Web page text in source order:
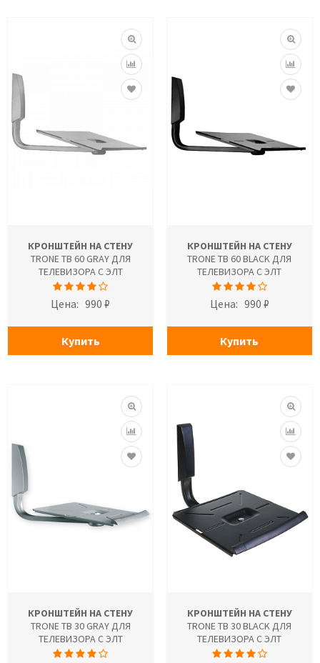
КРОНШТЕЙН НА СТЕНУ
TRONE ТВ 60 GRAY ДЛЯ
ТЕЛЕВИЗОРА С ЭЛТ
Цена: 990 ₽
Купить
КРОНШТЕЙН НА СТЕНУ
TRONE ТВ 60 BLACK ДЛЯ
ТЕЛЕВИЗОРА С ЭЛТ
Цена: 990 ₽
Купить
КРОНШТЕЙН НА СТЕНУ
TRONE ТВ 30 GRAY ДЛЯ
ТЕЛЕВИЗОРА С ЭЛТ
КРОНШТЕЙН НА СТЕНУ
TRONE ТВ 30 BLACK ДЛЯ
ТЕЛЕВИЗОРА С ЭЛТ